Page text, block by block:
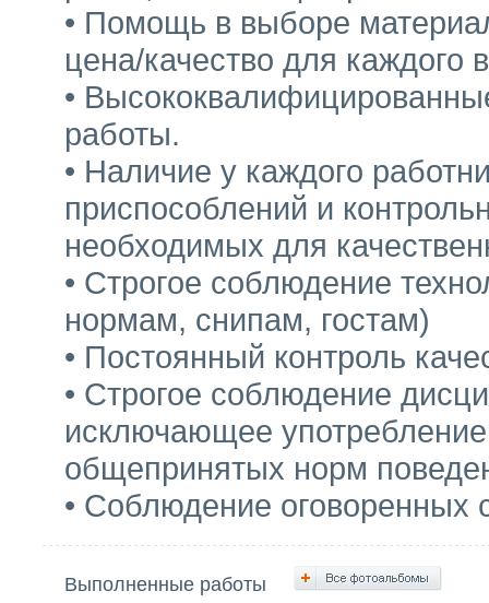
• Помощь в выборе
цена/качество для каждого
•
работы.
• Наличие у каждого
приспособлений и
необходимых для
• Строгое соблюдение
нормам, снипам, гостам)
• Постоянный контроль
• Строгое соблюдение
исключающее
общепринятых норм
• Соблюдение оговоренных
Выполненные работы